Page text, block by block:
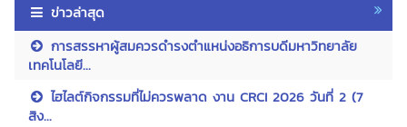
ข่าวล่าสุด
การสรรหาผู้สมควรดำรงตำแหน่งอธิการบดีมหาวิทยาลัย
เทคโนโลยี...
ไฮไลต์กิจกรรมที่ไม่ควรพลาด งาน CRCI 2026 วันที่ 2 (7
สิง...